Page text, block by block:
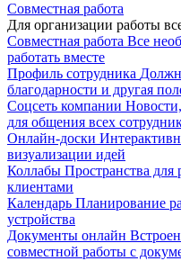
Совместная работа
Для организации работы
Совместная работа Все
работать вместе
Профиль сотрудника
благодарности и другая
Соцсеть компании
для общения всех
Онлайн-доски
визуализации идей
Коллабы Пространства
клиентами
Календарь Планирование
устройства
Документы онлайн
совместной работы с